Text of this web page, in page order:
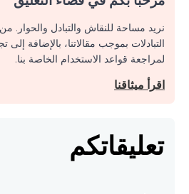
نريد مساحة للنقاش والتبادل والحوار.
التبادلات بموجب مقالاتنا، بالإضافة
لمراجعة قواعد الاستخدام الخاصة بنا.
اقرأ ميثاقنا
تعليقاتكم